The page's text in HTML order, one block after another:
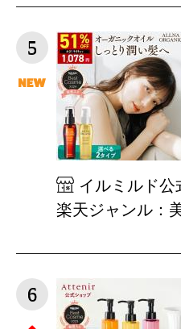
5
イルミルド公
楽天ジャンル：
6